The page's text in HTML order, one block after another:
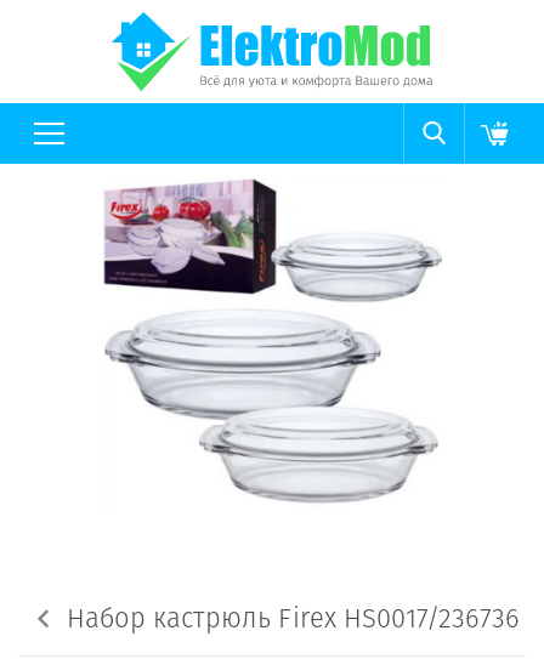
Набор кастрюль Firex HS0017/236736